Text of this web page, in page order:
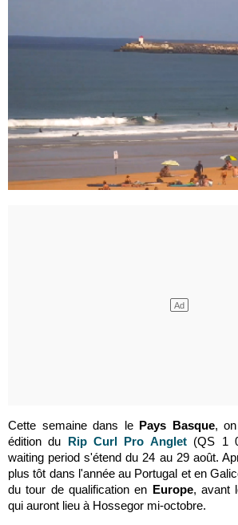
Cette semaine dans le Pays Basque,
édition du Rip Curl Pro Anglet(QS 1
waiting period s'étend du 24 au 29 août.
plus tôt dans l'année au Portugal et en
du tour de qualification en Europe, avant
qui auront lieu à Hossegor mi-octobre.